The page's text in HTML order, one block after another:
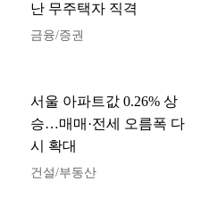
난 무주택자 직격
금융/증권
서울 아파트값 0.26% 상
승…매매·전세 오름폭 다
시 확대
건설/부동산